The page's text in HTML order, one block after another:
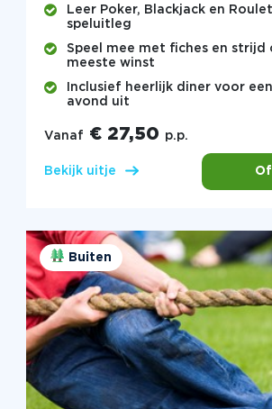
Leer Poker, Blackjack en
speluitleg
Speel mee met fiches en strijd
meeste winst
Inclusief heerlijk diner voor
avond uit
Vanaf € 27,50 p.p.
Bekijk uitje
Buiten